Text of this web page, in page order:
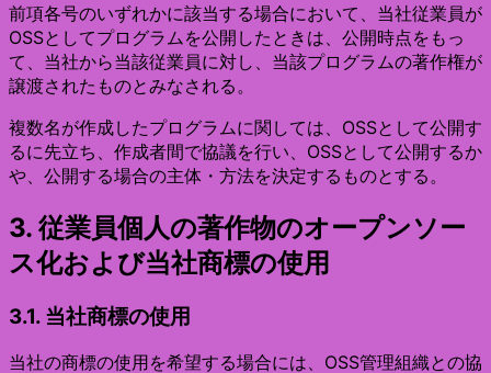
前項各号のいずれかに該当する場合において、当社従業員が
OSSとしてプログラムを公開したときは、公開時点をもっ
て、当社から当該従業員に対し、当該プログラムの著作権が
譲渡されたものとみなされる。
複数名が作成したプログラムに関しては、OSSとして公開す
るに先立ち、作成者間で協議を行い、OSSとして公開するか
や、公開する場合の主体・方法を決定するものとする。
3. 従業員個人の著作物のオープンソー
ス化および当社商標の使用
3.1. 当社商標の使用
当社の商標の使用を希望する場合には、OSS管理組織との協